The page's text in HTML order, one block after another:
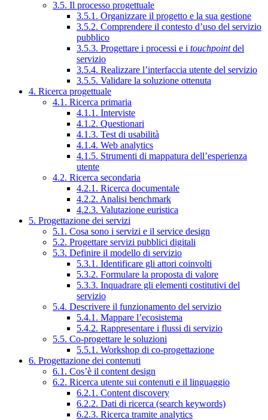
3.5. Il processo progettuale
3.5.1. Organizzare il progetto e la sua gestione
3.5.2. Comprendere il contesto d’uso del servizio
pubblico
3.5.3. Progettare i processi e i touchpointdel
servizio
3.5.4. Realizzare l’interfaccia utente del servizio
3.5.5. Validare la soluzione ottenuta
4. Ricerca progettuale
4.1. Ricerca primaria
4.1.1. Interviste
4.1.2. Questionari
4.1.3. Test di usabilità
4.1.4. Web analytics
4.1.5. Strumenti di mappatura dell’esperienza
utente
4.2. Ricerca secondaria
4.2.1. Ricerca documentale
4.2.2. Analisi benchmark
4.2.3. Valutazione euristica
5. Progettazione dei servizi
5.1. Cosa sono i servizi e il service design
5.2. Progettare servizi pubblici digitali
5.3. Definire il modello di servizio
5.3.1. Identificare gli attori coinvolti
5.3.2. Formulare la proposta di valore
5.3.3. Inquadrare gli elementi costitutivi del
servizio
5.4. Descrivere il funzionamento del servizio
5.4.1. Mappare l’ecosistema
5.4.2. Rappresentare i flussi di servizio
5.5. Co-progettare le soluzioni
5.5.1. Workshop di co-progettazione
6. Progettazione dei contenuti
6.1. Cos’è il content design
6.2. Ricerca utente sui contenuti e il linguaggio
6.2.1. Content discovery
6.2.2. Dati di ricerca (search keywords)
6.2.3. Ricerca tramite analytics